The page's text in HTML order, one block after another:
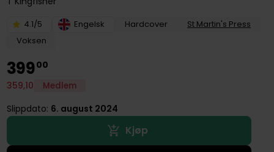
4.1/5 Engelsk Hardcover
St Martin's Press
Voksen
39900
359,10 Medlem
Slippdato: 6. august 2024
Kjøp